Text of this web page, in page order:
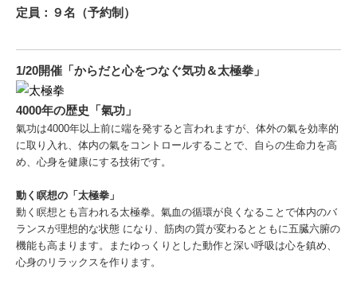
定員：９名（予約制）
1/20開催「からだと心をつなぐ気功＆太極拳」
4000年の歴史「氣功」
氣功は4000年以上前に端を発すると言われますが、体外の氣を効率的
に取り入れ、体内の氣をコントロールすることで、自らの生命力を高
め、心身を健康にする技術です。
動く瞑想の「太極拳」
動く瞑想とも言われる太極拳。氣血の循環が良くなることで体内のバ
ランスが理想的な状態 になり、筋肉の質が変わるとともに五臓六腑の
機能も高まります。またゆっくりとした動作と深い呼吸は心を鎮め、
心身のリラックスを作ります。